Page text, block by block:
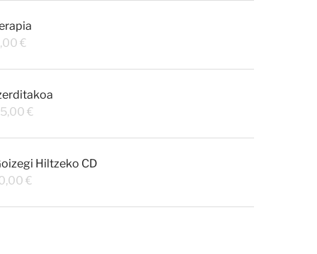
€
€
Hiltzeko CD
€